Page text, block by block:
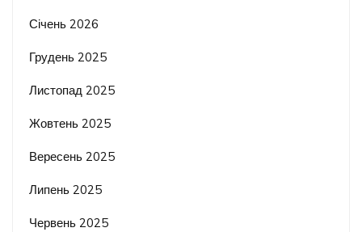
Січень 2026
Грудень 2025
Листопад 2025
Жовтень 2025
Вересень 2025
Липень 2025
Червень 2025